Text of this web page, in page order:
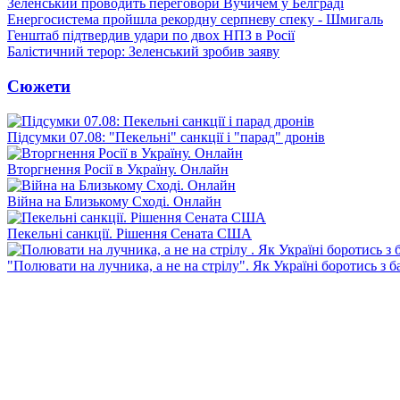
Зеленський проводить переговори Вучичем у Белграді
Енергосистема пройшла рекордну серпневу спеку - Шмигаль
Генштаб підтвердив удари по двох НПЗ в Росії
Балістичний терор: Зеленський зробив заяву
Сюжети
Підсумки 07.08: "Пекельні" санкції і "парад" дронів
Вторгнення Росії в Україну. Онлайн
Війна на Близькому Сході. Онлайн
Пекельні санкції. Рішення Сената США
"Полювати на лучника, а не на стрілу". Як Україні боротись з